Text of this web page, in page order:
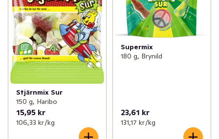
Stjärnmix Sur
150 g, Haribo
15,95 kr
106,33 kr /kg
Supermix
180 g, Brynild
23,61 kr
131,17 kr /kg